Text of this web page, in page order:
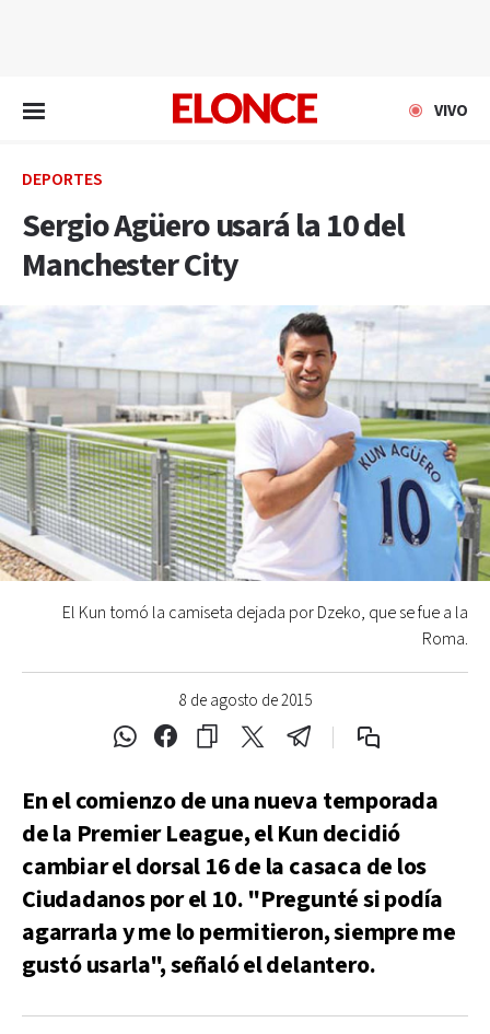
VIVO
DEPORTES
Sergio Agüero usará la 10 del
Manchester City
8 de agosto de 2015
El Kun tomó la camiseta dejada por Dzeko, que se fue a la
Roma.
En el comienzo de una nueva temporada
de la Premier League, el Kun decidió
cambiar el dorsal 16 de la casaca de los
Ciudadanos por el 10. "Pregunté si podía
agarrarla y me lo permitieron, siempre me
gustó usarla", señaló el delantero.